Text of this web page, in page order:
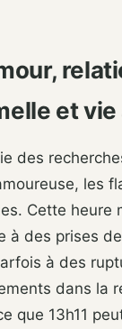
et
des
les
Cette heure
à des prises
à des
dans la
que 13h11